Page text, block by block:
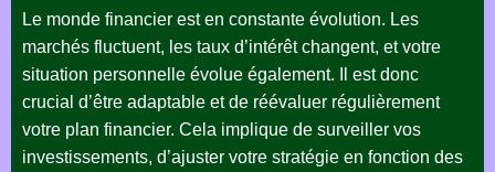
Le monde financier est en constante évolution. Les
marchés fluctuent, les taux d’intérêt changent, et votre
situation personnelle évolue également. Il est donc
crucial d’être adaptable et de réévaluer régulièrement
votre plan financier. Cela implique de surveiller vos
investissements, d’ajuster votre stratégie en fonction des